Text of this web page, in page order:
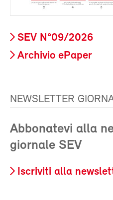
SEV N°09/2026
Archivio ePaper
NEWSLETTER
Abbonatevi alla
giornale SEV
Iscriviti alla